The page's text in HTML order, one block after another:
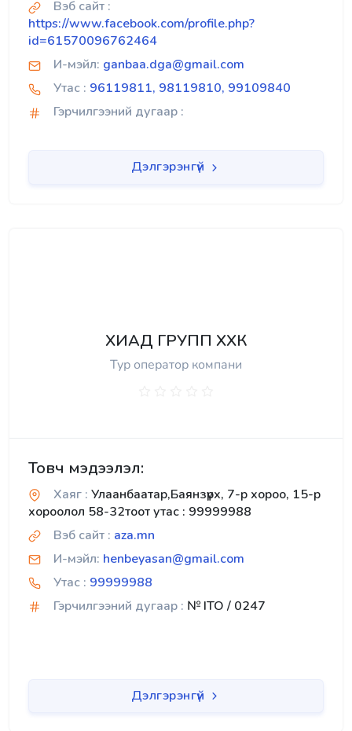
Вэб сайт :
https://www.facebook.com/profile.php?
id=61570096762464
И-мэйл: ganbaa.dga@gmail.com
Утас : 96119811, 98119810, 99109840
Гэрчилгээний дугаар :
Дэлгэрэнгүй
ХИАД ГРУПП ХХК
Тур оператор компани
Товч мэдээлэл:
Хаяг : Улаанбаатар,Баянзүрх, 7-р хороо, 15-р
хороолол 58-32тоот утас : 99999988
Вэб сайт : aza.mn
И-мэйл: henbeyasan@gmail.com
Утас : 99999988
Гэрчилгээний дугаар : № ITO / 0247
Дэлгэрэнгүй